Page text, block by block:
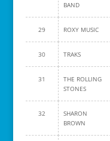
BAND
29 ROXY MUSIC
30 TRAKS
31
THE ROLLING
STONES
32
SHARON
BROWN